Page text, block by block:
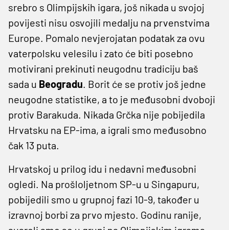
srebro s Olimpijskih igara, još nikada u svojoj
povijesti nisu osvojili medalju na prvenstvima
Europe. Pomalo nevjerojatan podatak za ovu
vaterpolsku velesilu i zato će biti posebno
motivirani prekinuti neugodnu tradiciju baš
sada u Beogradu. Borit će se protiv još jedne
neugodne statistike, a to je međusobni dvoboji
protiv Barakuda. Nikada Grčka nije pobijedila
Hrvatsku na EP-ima, a igrali smo međusobno
čak 13 puta.
Hrvatskoj u prilog idu i nedavni međusobni
ogledi. Na prošloljetnom SP-u u Singapuru,
pobijedili smo u grupnoj fazi 10-9, također u
izravnoj borbi za prvo mjesto. Godinu ranije,